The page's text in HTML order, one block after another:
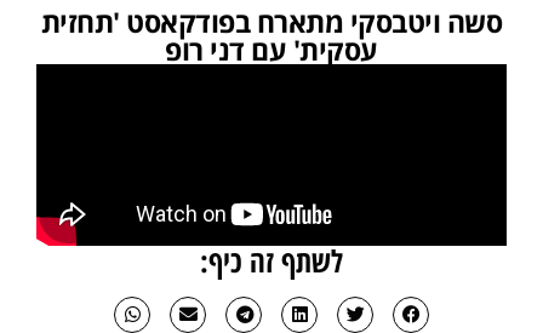
סשה ויטבסקי מתארח בפודקאסט 'תחזית
עסקית' עם דני רופ
לשתף זה כיף: